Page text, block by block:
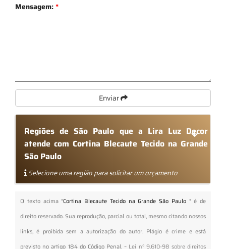
Mensagem:*
Enviar
Regiões de São Paulo que a Lira Luz Decor
atende com Cortina Blecaute Tecido na Grande
São Paulo
Selecione uma região para solicitar um orçamento
O texto acima "Cortina Blecaute Tecido na Grande São Paulo " é de
direito reservado. Sua reprodução, parcial ou total, mesmo citando nossos
links, é proibida sem a autorização do autor. Plágio é crime e está
previsto no artigo 184 do Código Penal. – Lei n° 9.610-98 sobre direitos